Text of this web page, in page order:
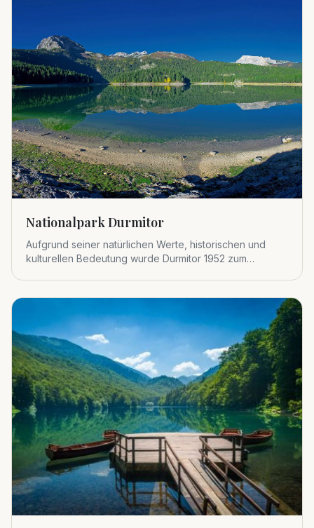
Nationalpark Durmitor
Aufgrund seiner natürlichen Werte, historischen und
kulturellen Bedeutung wurde Durmitor 1952 zum